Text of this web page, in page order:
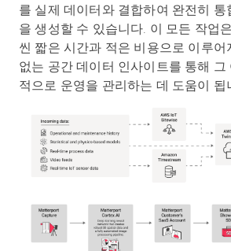
를 실제 데이터와 결합하여 완전히 통
을 생성할 수 있습니다. 이 모든 작업
씬 짧은 시간과 적은 비용으로 이루어
없는 공간 데이터 인사이트를 통해 그
적으로 운영을 관리하는 데 도움이 됩